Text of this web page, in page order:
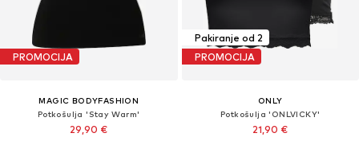
PROMOCIJA
MAGIC BODYFASHION
Potkošulja 'Stay Warm'
29,90 €
Pakiranje od 2
PROMOCIJA
ONLY
Potkošulja 'ONLVICKY'
21,90 €